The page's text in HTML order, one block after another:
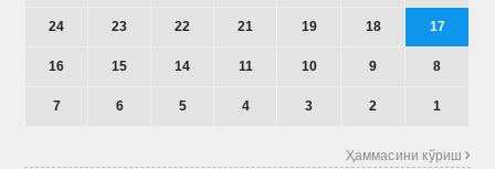
24 23 22 21 19 18 17
16 15 14 11 10 9 8
7 6 5 4 3 2 1
Ҳаммасини кўриш 